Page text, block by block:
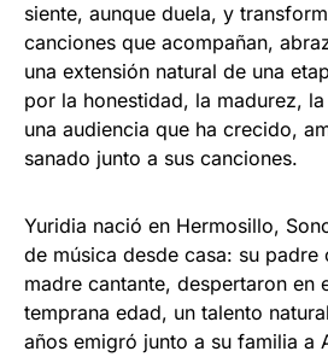
siente, aunque duela, y
canciones que acompañan,
una extensión natural de una
por la honestidad, la madurez,
una audiencia que ha crecido,
sanado junto a sus canciones.
Yuridia nació en Hermosillo,
de música desde casa: su
madre cantante, despertaron en
temprana edad, un talento
años emigró junto a su familia a